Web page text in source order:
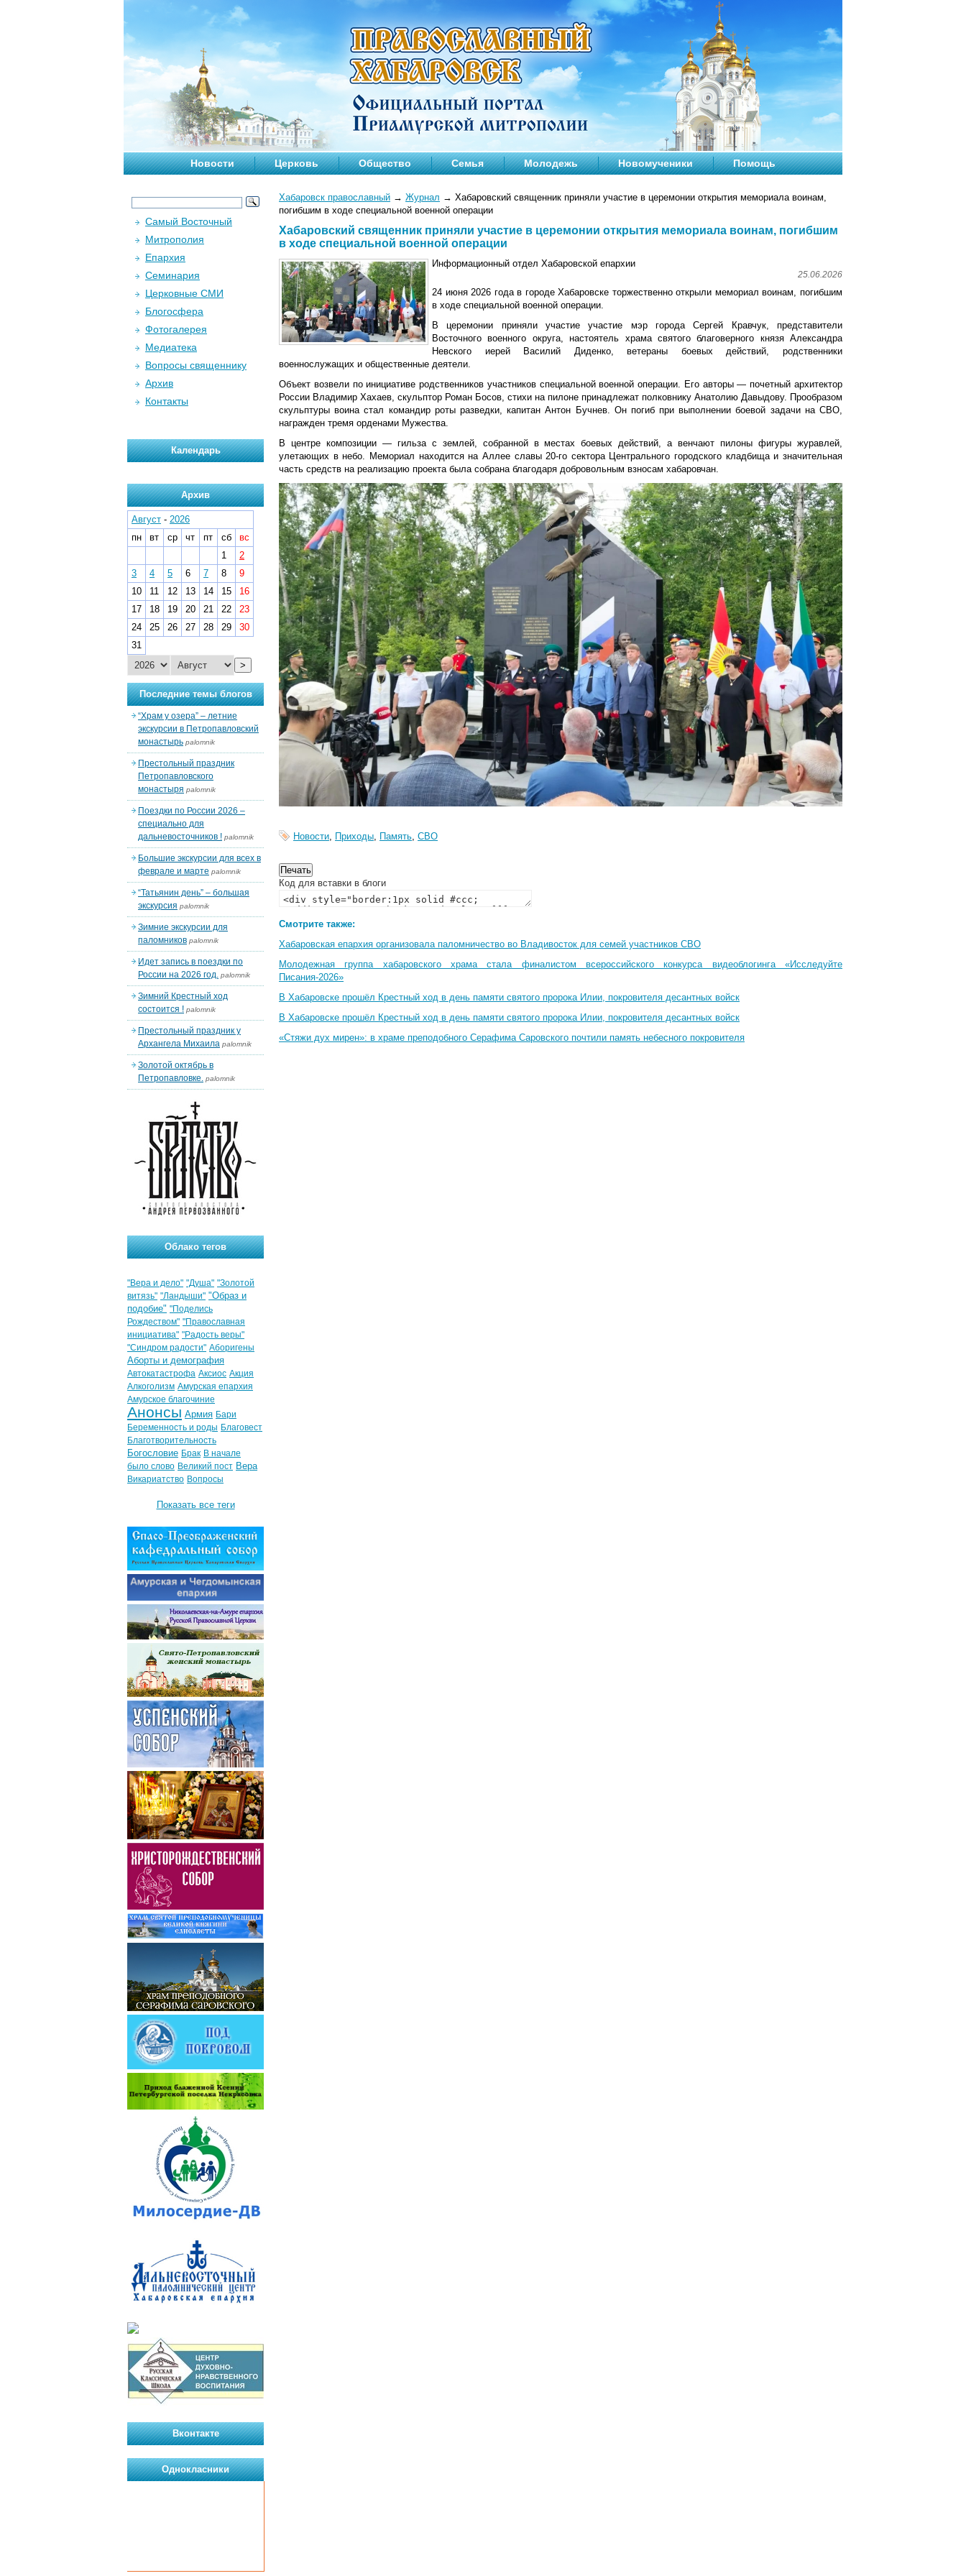
Новости Церковь Общество Семья Молодежь Новомученики Помощь
Хабаровск православный → Журнал → Хабаровский священник приняли участие в церемонии открытия мемориала воинам,
погибшим в ходе специальной военной операции
Хабаровский священник приняли участие в церемонии открытия мемориала воинам, погибшим
в ходе специальной военной операции
Информационный отдел Хабаровской епархии
25.06.2026
24 июня 2026 года в городе Хабаровске торжественно открыли мемориал воинам, погибшим
в ходе специальной военной операции.
В церемонии приняли участие участие мэр города Сергей Кравчук, представители
Восточного военного округа, настоятель храма святого благоверного князя Александра
Невского иерей Василий Диденко, ветераны боевых действий, родственники
военнослужащих и общественные деятели.
Объект возвели по инициативе родственников участников специальной военной операции. Его авторы — почетный архитектор
России Владимир Хахаев, скульптор Роман Босов, стихи на пилоне принадлежат полковнику Анатолию Давыдову. Прообразом
скульптуры воина стал командир роты разведки, капитан Антон Бучнев. Он погиб при выполнении боевой задачи на СВО,
награжден тремя орденами Мужества.
В центре композиции — гильза с землей, собранной в местах боевых действий, а венчают пилоны фигуры журавлей,
улетающих в небо. Мемориал находится на Аллее славы 20-го сектора Центрального городского кладбища и значительная
часть средств на реализацию проекта была собрана благодаря добровольным взносам хабаровчан.
Новости, Приходы, Память, СВО
Код для вставки в блоги
Смотрите также:
Хабаровская епархия организовала паломничество во Владивосток для семей участников СВО
Молодежная группа хабаровского храма стала финалистом всероссийского конкурса видеоблогинга «Исследуйте
Писания-2026»
В Хабаровске прошёл Крестный ход в день памяти святого пророка Илии, покровителя десантных войск
В Хабаровске прошёл Крестный ход в день памяти святого пророка Илии, покровителя десантных войск
«Стяжи дух мирен»: в храме преподобного Серафима Саровского почтили память небесного покровителя
Самый Восточный
Митрополия
Епархия
Семинария
Церковные СМИ
Блогосфера
Фотогалерея
Медиатека
Вопросы священнику
Архив
Контакты
Календарь
Архив
Август - 2026
пн
вт ср чт пт сб
вс
1
2
3
4 5 6 7 8
9
10
11 12 13 14 15
16
17
18 19 20 21 22
23
24
25 26 27 28 29
30
31
>
Последние темы блогов
“Храм у озера” – летние
экскурсии в Петропавловский
монастырь palomnik
Престольный праздник
Петропавловского
монастыря palomnik
Поездки по России 2026 –
специально для
дальневосточников ! palomnik
Большие экскурсии для всех в
феврале и марте palomnik
“Татьянин день” – большая
экскурсия palomnik
Зимние экскурсии для
паломников palomnik
Идет запись в поездки по
России на 2026 год. palomnik
Зимний Крестный ход
состоится ! palomnik
Престольный праздник у
Архангела Михаила palomnik
Золотой октябрь в
Петропавловке. palomnik
Облако тегов
"Вера и дело" "Душа" "Золотой
витязь" "Ландыши" "Образ и
подобие" "Поделись
Рождеством" "Православная
инициатива" "Радость веры"
"Синдром радости" Аборигены
Аборты и демография
Автокатастрофа Аксиос Акция
Алкоголизм Амурская епархия
Амурское благочиние
Анонсы Армия Бари
Беременность и роды Благовест
Благотворительность
Богословие Брак В начале
было слово Великий пост Вера
Викариатство Вопросы
Показать все теги
Вконтакте
Однокласники